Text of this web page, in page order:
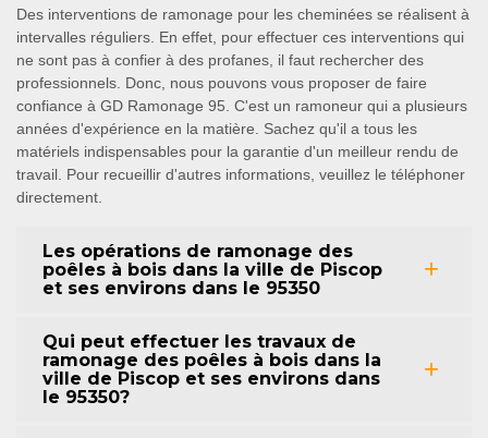
Des interventions de ramonage pour les cheminées se réalisent à
intervalles réguliers. En effet, pour effectuer ces interventions qui
ne sont pas à confier à des profanes, il faut rechercher des
professionnels. Donc, nous pouvons vous proposer de faire
confiance à GD Ramonage 95. C'est un ramoneur qui a plusieurs
années d'expérience en la matière. Sachez qu'il a tous les
matériels indispensables pour la garantie d'un meilleur rendu de
travail. Pour recueillir d'autres informations, veuillez le téléphoner
directement.
Les opérations de ramonage des
poêles à bois dans la ville de Piscop
et ses environs dans le 95350
Qui peut effectuer les travaux de
ramonage des poêles à bois dans la
ville de Piscop et ses environs dans
le 95350?